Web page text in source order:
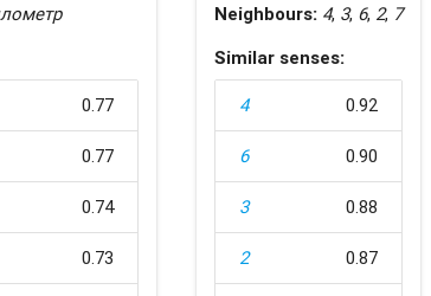
0.77
0.77
0.74
0.73
Neighbours: 4, 3, 6, 2, 7
Similar senses:
4 0.92
6 0.90
3 0.88
2 0.87